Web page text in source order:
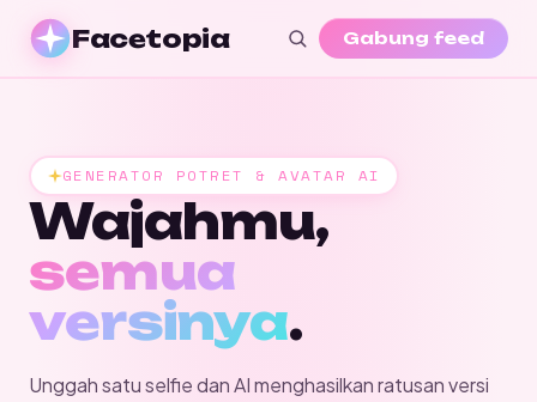
Facetopia Gabung feed
GENERATOR POTRET & AVATAR AI
Wajahmu,
semua
versinya.
Unggah satu selfie dan AI menghasilkan ratusan versi